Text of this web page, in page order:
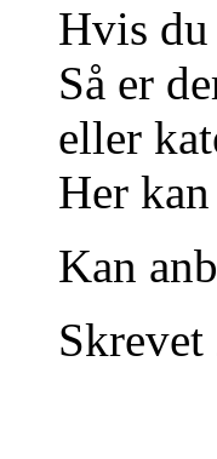
Hvis
Så er
eller
Her
Kan
Skrevet